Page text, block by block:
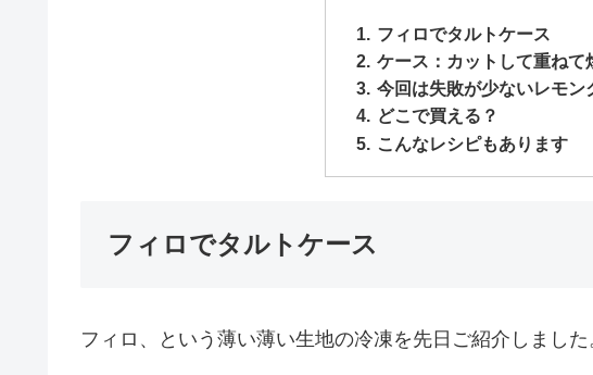
フィロでタルトケース
ケース：カットして重ねて
今回は失敗が少ないレモン
どこで買える？
こんなレシピもあります
フィロでタルトケース
フィロ、という薄い薄い生地の冷凍を先日ご紹介しました